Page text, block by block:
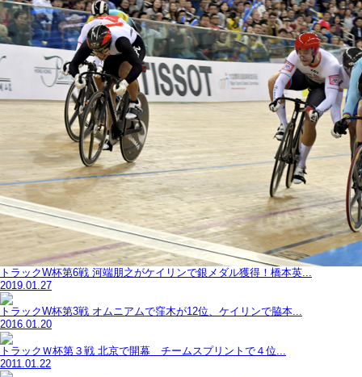
トラックW杯第6戦 河端朋之がケイリンで銀メダル獲得！橋本英...
2019.01.27
トラックW杯第3戦 オムニアムで窪木が12位、ケイリンで脇本...
2016.01.20
トラックＷ杯第３戦 北京で開幕 チームスプリントで４位...
2011.01.22